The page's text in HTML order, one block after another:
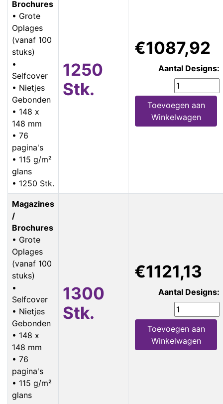
Brochures
• Grote
Oplages
(vanaf 100
stuks)
•
Selfcover
• Nietjes
Gebonden
• 148 x
148 mm
• 76
pagina's
• 115 g/m²
glans
• 1250 Stk.
1250
Stk.
€1087,92
Aantal Designs:
Toevoegen aan
Winkelwagen
Magazines
/
Brochures
• Grote
Oplages
(vanaf 100
stuks)
•
Selfcover
• Nietjes
Gebonden
• 148 x
148 mm
• 76
pagina's
• 115 g/m²
glans
1300
Stk.
€1121,13
Aantal Designs:
Toevoegen aan
Winkelwagen